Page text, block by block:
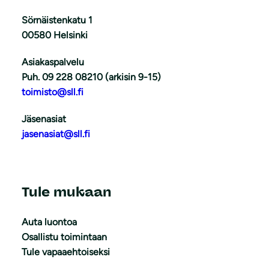
Sörnäistenkatu 1
00580 Helsinki
Asiakaspalvelu
Puh. 09 228 08210 (arkisin 9-15)
toimisto@sll.fi
Jäsenasiat
jasenasiat@sll.fi
Tule mukaan
Auta luontoa
Osallistu toimintaan
Tule vapaaehtoiseksi